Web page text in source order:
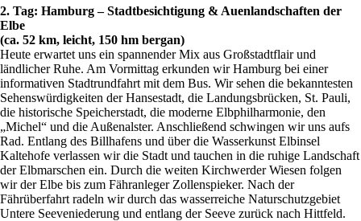
2. Tag: Hamburg – Stadtbesichtigung & Auenlandschaften der
Elbe
(ca. 52 km, leicht, 150 hm bergan)
Heute erwartet uns ein spannender Mix aus Großstadtflair und
ländlicher Ruhe. Am Vormittag erkunden wir Hamburg bei einer
informativen Stadtrundfahrt mit dem Bus. Wir sehen die bekanntesten
Sehenswürdigkeiten der Hansestadt, die Landungsbrücken, St. Pauli,
die historische Speicherstadt, die moderne Elbphilharmonie, den
„Michel“ und die Außenalster. Anschließend schwingen wir uns aufs
Rad. Entlang des Billhafens und über die Wasserkunst Elbinsel
Kaltehofe verlassen wir die Stadt und tauchen in die ruhige Landschaft
der Elbmarschen ein. Durch die weiten Kirchwerder Wiesen folgen
wir der Elbe bis zum Fähranleger Zollenspieker. Nach der
Fährüberfahrt radeln wir durch das wasserreiche Naturschutzgebiet
Untere Seeveniederung und entlang der Seeve zurück nach Hittfeld.